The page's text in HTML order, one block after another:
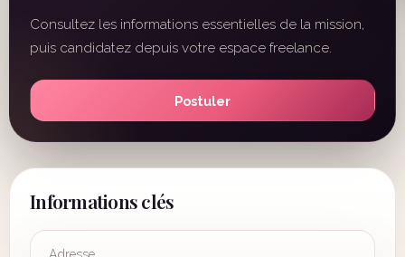
Consultez les informations essentielles de la mission,
puis candidatez depuis votre espace freelance.
Postuler
Informations clés